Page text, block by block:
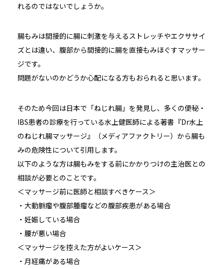
れるのではないでしょうか。
腸もみは間接的に腸に刺激を与えるストレッチやエクササイ
ズとは違い、腹部から間接的に腸を直接もみほぐすマッサー
ジです。
問題がないのかどうか心配になる方もおられると思います。
そのため今回は日本で「ねじれ腸」を発見し、多くの便秘・
IBS患者の診療を行っている水上健医師による著書『Dr水上
のねじれ腸マッサージ』（メディアファクトリー）から腸も
みの危険性について引用します。
以下のような方は腸もみをする前にかかりつけの主治医との
相談が必要とのことです。
＜マッサージ前に医師と相談すべきケース＞
・大動脈瘤や腹部腫瘤などの腹部疾患がある場合
・妊娠している場合
・腰が悪い場合
＜マッサージを控えた方がよいケース＞
・月経痛がある場合